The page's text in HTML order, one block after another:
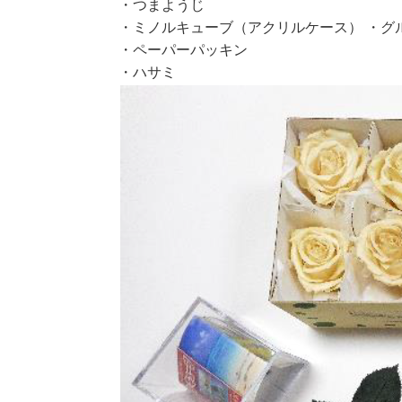
・つまようじ
・ミノルキューブ（アクリルケース） ・グ
・ペーパーパッキン
・ハサミ